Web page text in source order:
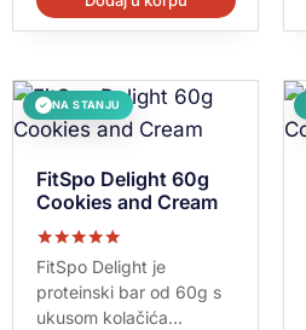
✓ NA STANJU
FitSpo Delight 60g
Cookies and Cream
Ocenjeno sa
5.00
od 5
FitSpo Delight je
proteinski bar od 60g s
ukusom kolačića...